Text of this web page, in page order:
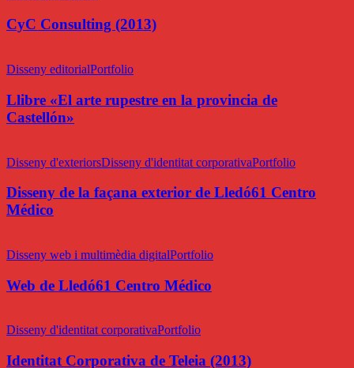
ARS
CyC Consulting (2013)
«El
rupestre
en
la
Castellón»
Disseny editorialPortfolio
Llibre «El arte rupestre en la provincia de
Castellón»
de
façana
exterior
de
Médico
Disseny d'exteriorsDisseny d'identitat corporativaPortfolio
Disseny de la façana exterior de Lledó61 Centro
Médico
de
Centro
Médico
Disseny web i multimèdia digitalPortfolio
Web de Lledó61 Centro Médico
Corporativa
Teleia
Disseny d'identitat corporativaPortfolio
Identitat Corporativa de Teleia (2013)